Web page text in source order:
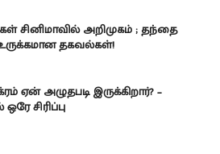
சினிமாவில் அறிமுகம் ; தந்தை
தகவல்கள்!
ஏன் அழுதபடி இருக்கிறார்? –
சிரிப்பு